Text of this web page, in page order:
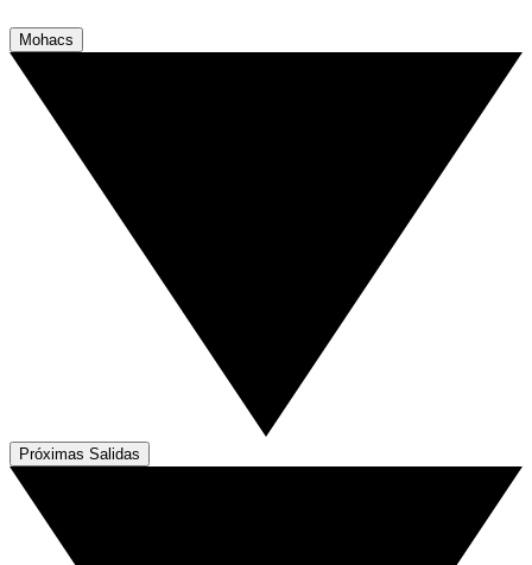
Mohacs
Próximas Salidas